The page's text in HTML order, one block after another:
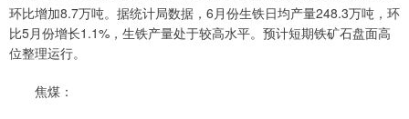
环比增加8.7万吨。据统计局数据，6月份生铁日均产量248.3万吨，环
比5月份增长1.1%，生铁产量处于较高水平。预计短期铁矿石盘面高
位整理运行。
焦煤：